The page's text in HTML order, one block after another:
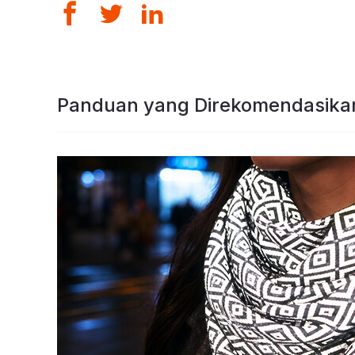
Panduan yang